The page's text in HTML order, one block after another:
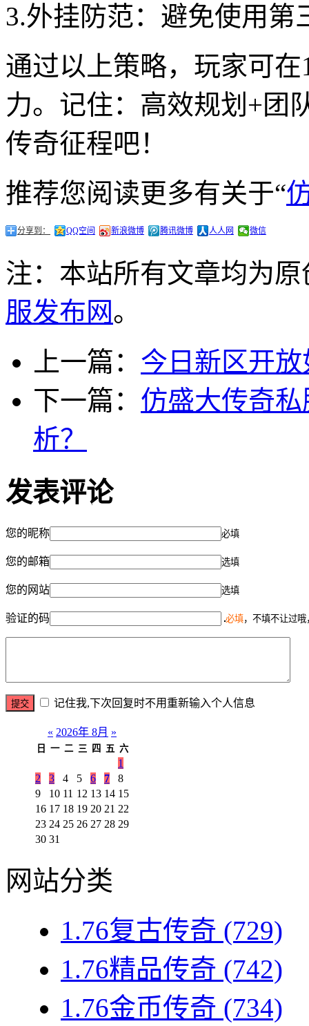
3.外挂防范：避免使用
通过以上策略，玩家可
力。记住：高效规划+团
传奇征程吧！
推荐您阅读更多有关于“
分享到： QQ空间 新浪微博 腾讯微博 人人网 微信
注：本站所有文章均为
服发布网。
上一篇： 今日新区开
下一篇： 仿盛大传奇
析？
发表评论
您的昵称 必填
您的邮箱 选填
您的网站 选填
验证的码 必填，不填不让过
记住我,下次回复时不用重新输入个人信息
« 2026年 8月 »
日 一 二 三 四 五 六
1
2
3 4 5 6 7
8
9
10 11 12 13 14 15
16 17 18 19 20 21 22
23 24 25 26 27 28 29
30 31
网站分类
1.76复古传奇 (729)
1.76精品传奇 (742)
1.76金币传奇 (734)